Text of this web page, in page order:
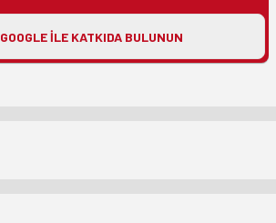
GOOGLE ILE KATKIDA BULUNUN